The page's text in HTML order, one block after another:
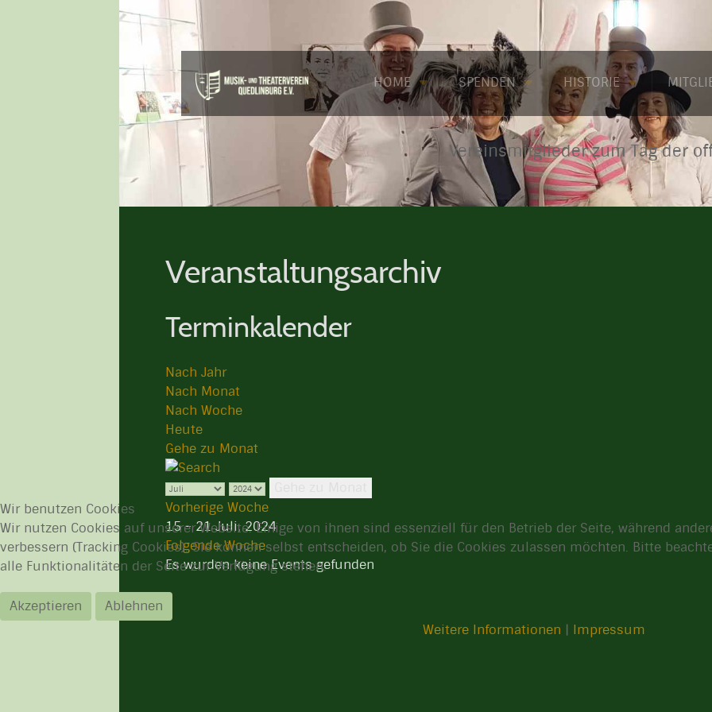
HOME SPENDEN HISTORIE
Vereinsmitglieder zum Tag der
Veranstaltungsarchiv
Terminkalender
Nach Jahr
Nach Monat
Nach Woche
Heute
Gehe zu Monat
Vorherige Woche
15 - 21 Juli, 2024
Folgende Woche
Es wurden keine Events gefunden
Wir benutzen Cookies
Wir nutzen Cookies auf unserer Website. Einige von ihnen sind essenziell für den Betrieb der Seite, während
verbessern (Tracking Cookies). Sie können selbst entscheiden, ob Sie die Cookies zulassen möchten. Bitte
alle Funktionalitäten der Seite zur Verfügung stehen.
Akzeptieren
Ablehnen
Weitere Informationen | Impressum